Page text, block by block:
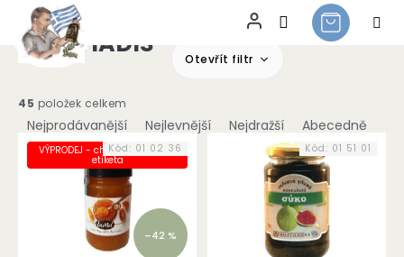
PřejítMELETIADIS Otevřít filtr
Ř
a
e
Nejprodávanější Nejlevnější Nejdražší Abecedně
45 položek celkem
V VÝPRODEJ - chybně nalepená
etiketa
–42 %
Kód: 01 02 36 Kód: 01 51 01